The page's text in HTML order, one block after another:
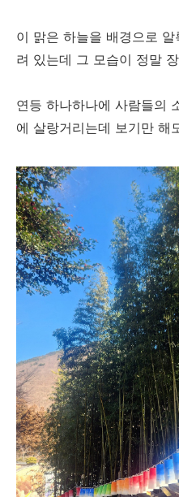
이 맑은 하늘을 배경으로
려 있는데 그 모습이 정말
연등 하나하나에 사람들의
에 살랑거리는데 보기만 해